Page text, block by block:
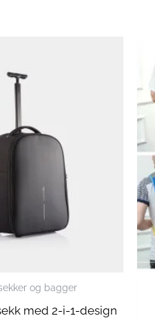
og bagger
med 2-i-1-design